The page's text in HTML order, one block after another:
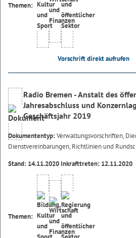
Themen:
Vorschrift direkt aufrufen
Radio Bremen - Anstalt des
Jahresabschluss und
Geschäftsjahr 2019
Dokumententyp:Verwaltungsvorschriften,
Dienstvereinbarungen, Richtlinien und
Stand: 14.11.2020 Inkrafttreten: 12.11.2020
Themen: